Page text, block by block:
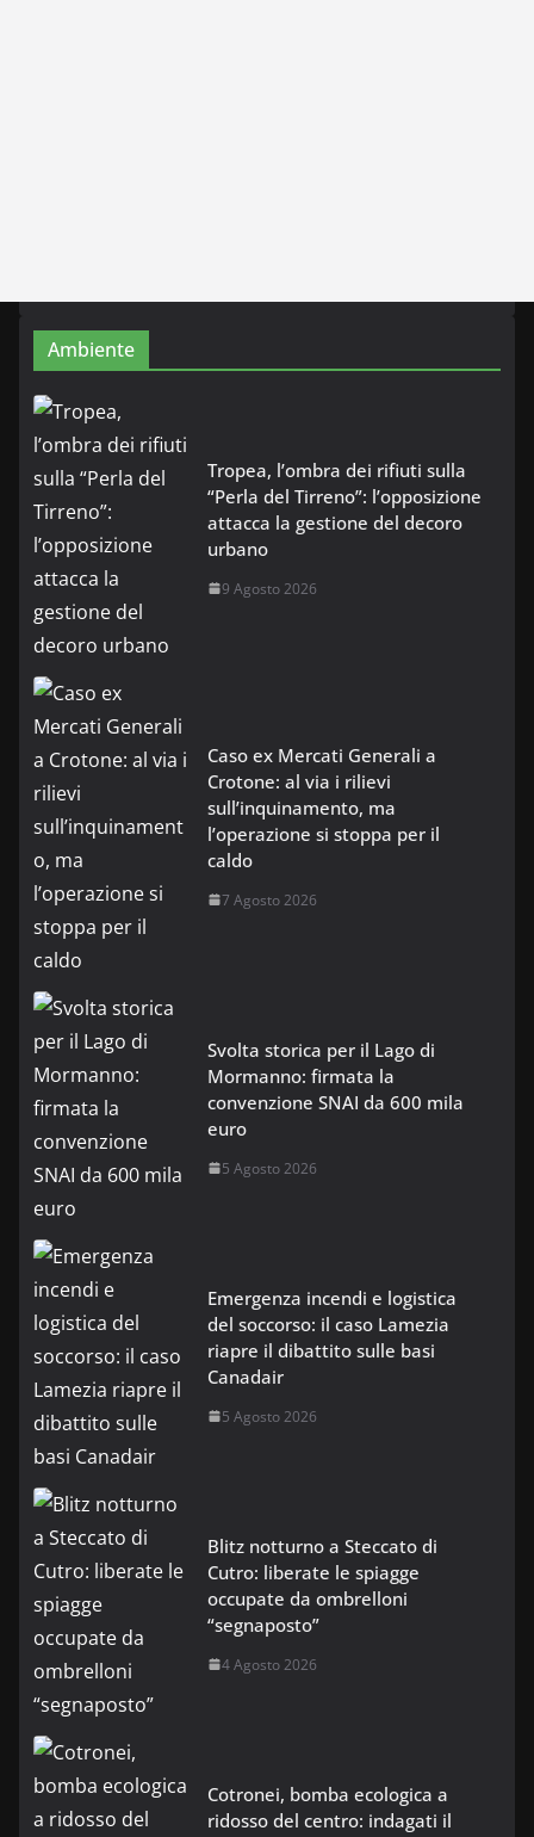
Ambiente
Tropea, l’ombra dei rifiuti sulla
“Perla del Tirreno”: l’opposizione
attacca la gestione del decoro
urbano
9 Agosto 2026
Caso ex Mercati Generali a
Crotone: al via i rilievi
sull’inquinamento, ma
l’operazione si stoppa per il
caldo
7 Agosto 2026
Svolta storica per il Lago di
Mormanno: firmata la
convenzione SNAI da 600 mila
euro
5 Agosto 2026
Emergenza incendi e logistica
del soccorso: il caso Lamezia
riapre il dibattito sulle basi
Canadair
5 Agosto 2026
Blitz notturno a Steccato di
Cutro: liberate le spiagge
occupate da ombrelloni
“segnaposto”
4 Agosto 2026
Cotronei, bomba ecologica a
ridosso del centro: indagati il